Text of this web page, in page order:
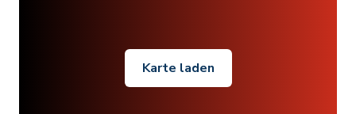
Karte laden